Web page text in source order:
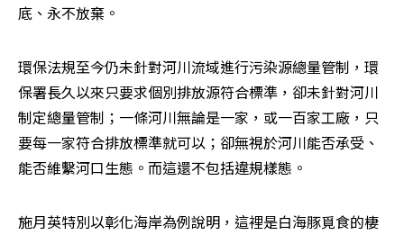
底、永不放棄。
環保法規至今仍未針對河川流域進行污染源總量管制，環
保署長久以來只要求個別排放源符合標準，卻未針對河川
制定總量管制；一條河川無論是一家，或一百家工廠，只
要每一家符合排放標準就可以；卻無視於河川能否承受、
能否維繫河口生態。而這還不包括違規樣態。
施月英特別以彰化海岸為例說明，這裡是白海豚覓食的棲